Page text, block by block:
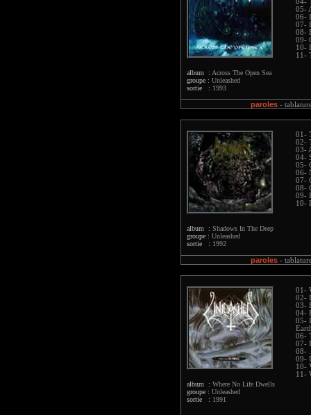
album : Across The Open Sea
groupe : Unleashed
sortie : 1993
05-
06-
07-
08-
09-
10-
11-
paroles-
album : Shadows In The Deep
groupe : Unleashed
sortie : 1992
01-
02-
03-
04-
05-
06-
07-
08-
09-
10-
paroles-
album : Where No Life Dwells
groupe : Unleashed
sortie : 1991
01-
02-
03-
04-
05-
06-
07-
08-
09-
10-
11-